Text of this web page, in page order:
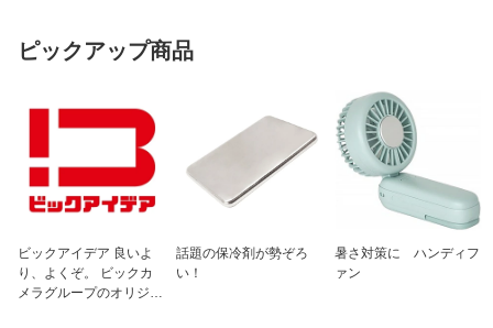
ピックアップ商品
ビックアイデア 良いよ
り、よくぞ。 ビックカ
メラグループのオリジナ
話題の保冷剤が勢ぞろ
い！
暑さ対策に ハンディフ
ァン